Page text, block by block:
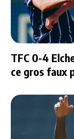
TFC 0-4
ce gros faux